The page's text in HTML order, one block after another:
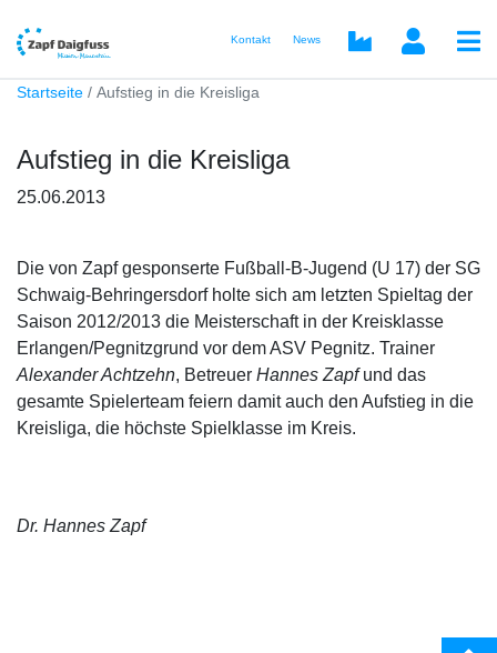
Kontakt News
Startseite Aufstieg in die Kreisliga
Aufstieg in die Kreisliga
25.06.2013
Die von Zapf gesponserte Fußball-B-Jugend (U 17) der SG
Schwaig-Behringersdorf holte sich am letzten Spieltag der
Saison 2012/2013 die Meisterschaft in der Kreisklasse
Erlangen/Pegnitzgrund vor dem ASV Pegnitz. Trainer
Alexander Achtzehn, Betreuer Hannes Zapfund das
gesamte Spielerteam feiern damit auch den Aufstieg in die
Kreisliga, die höchste Spielklasse im Kreis.
Dr. Hannes Zapf